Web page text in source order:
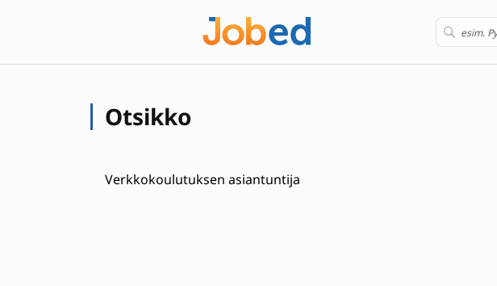
Otsikko
Verkkokoulutuksen asiantuntija